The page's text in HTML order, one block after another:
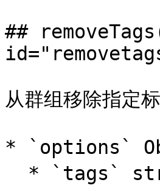
##
从群组移除指定标
* `options`